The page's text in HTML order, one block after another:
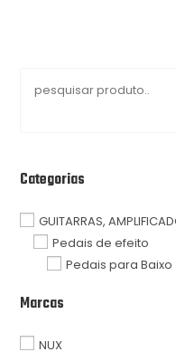
Categorias
GUITARRAS,
Pedais de efeito
Pedais para Baixo
Marcas
NUX